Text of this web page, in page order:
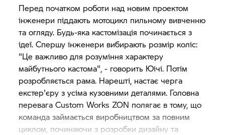
Перед початком роботи над новим проектом
інженери піддають мотоцикл пильному вивченню
та огляду. Будь-яка кастомізація починається з
ідеї. Спершу інженери вибирають розмір коліс:
"Це важливо для розуміння характеру
майбутнього кастома", - говорить Юічі. Потім
розробляється рама. Нарешті, настає черга
екстер'єру з усіма кузовними деталями. Головна
перевага Custom Works ZON полягає в тому, що
команда займається виробництвом за повним
циклом, починаючи з розробки дизайну та